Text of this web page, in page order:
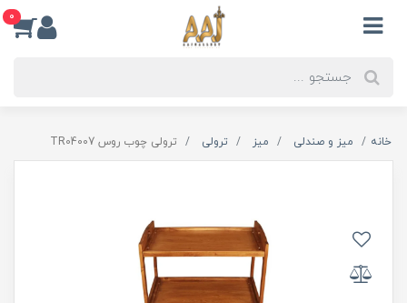
0
خانه میز و صندلی میز ترولی ترولی چوب روس TR04007